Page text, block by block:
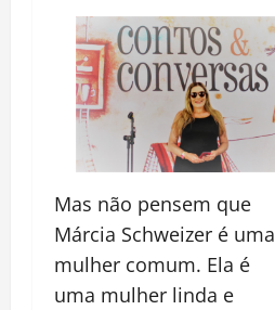
Mas não pensem que
Márcia Schweizer é uma
mulher comum. Ela é
uma mulher linda e